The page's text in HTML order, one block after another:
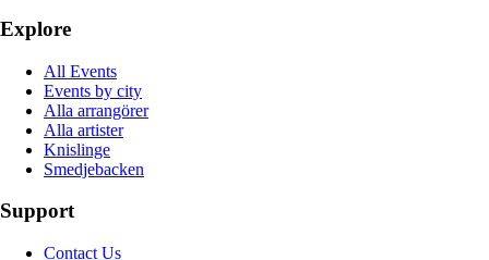
Explore
All Events
Events by city
Alla arrangörer
Alla artister
Knislinge
Smedjebacken
Support
Contact Us